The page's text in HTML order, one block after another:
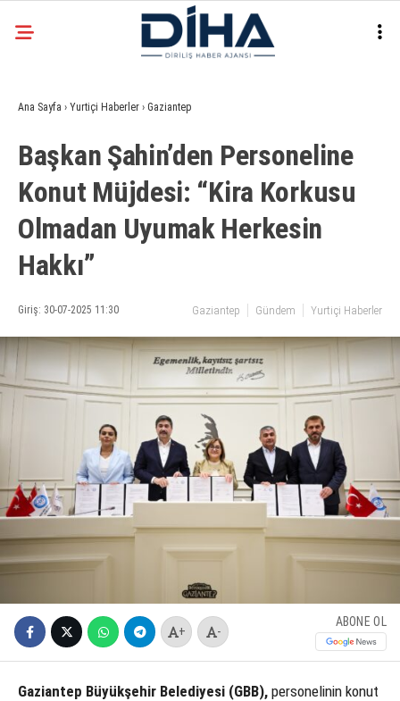
Instagram
25.7°
ANKARA
EKONOMI
SIYASET
DÜNYA
SPOR
Ana Sayfa › Yurtiçi Haberler › Gaziantep
Başkan Şahin’den Personeline
Konut Müjdesi: “Kira Korkusu
Olmadan Uyumak Herkesin
Hakkı”
Giriş: 30-07-2025 11:30 Gaziantep Gündem Yurtiçi Haberler
+ -
ABONE OL
Gaziantep Büyükşehir Belediyesi (GBB), personelinin konut